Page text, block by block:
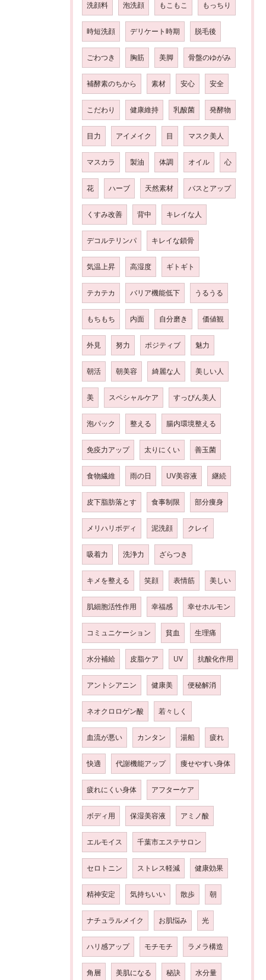
洗顔料 泡洗顔 もこもこ もっちり
時短洗顔 デリケート時期 脱毛後
ごわつき 胸筋 美脚 骨盤のゆがみ
補酵素のちから 素材 安心 安全
こだわり 健康維持 乳酸菌 発酵物
目力 アイメイク 目 マスク美人
マスカラ 製油 体調 オイル 心
花 ハーブ 天然素材 バスとアップ
くすみ改善 背中 キレイな人
デコルテリンパ キレイな鎖骨
気温上昇 高湿度 ギトギト
テカテカ バリア機能低下 うるうる
もちもち 内面 自分磨き 価値観
外見 努力 ポジティブ 魅力
朝活 朝美容 綺麗な人 美しい人
美 スペシャルケア すっぴん美人
泡パック 整える 腸内環境整える
免疫力アップ 太りにくい 善玉菌
食物繊維 雨の日 UV美容液 継続
皮下脂肪落とす 食事制限 部分痩身
メリハリボディ 泥洗顔 クレイ
吸着力 洗浄力 ざらつき
キメを整える 笑顔 表情筋 美しい
肌細胞活性作用 幸福感 幸せホルモン
コミュニケーション 貧血 生理痛
水分補給 皮脂ケア UV 抗酸化作用
アントシアニン 健康美 便秘解消
ネオクロロゲン酸 若々しく
血流が悪い カンタン 湯船 疲れ
快適 代謝機能アップ 痩せやすい身体
疲れにくい身体 アフターケア
ボディ用 保湿美容液 アミノ酸
エルモイス 千葉市エステサロン
セロトニン ストレス軽減 健康効果
精神安定 気持ちいい 散歩 朝
ナチュラルメイク お肌悩み 光
ハリ感アップ モチモチ ラメラ構造
角層 美肌になる 秘訣 水分量